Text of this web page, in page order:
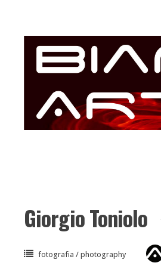
content
Giorgio Toniolo
fotografia / photography